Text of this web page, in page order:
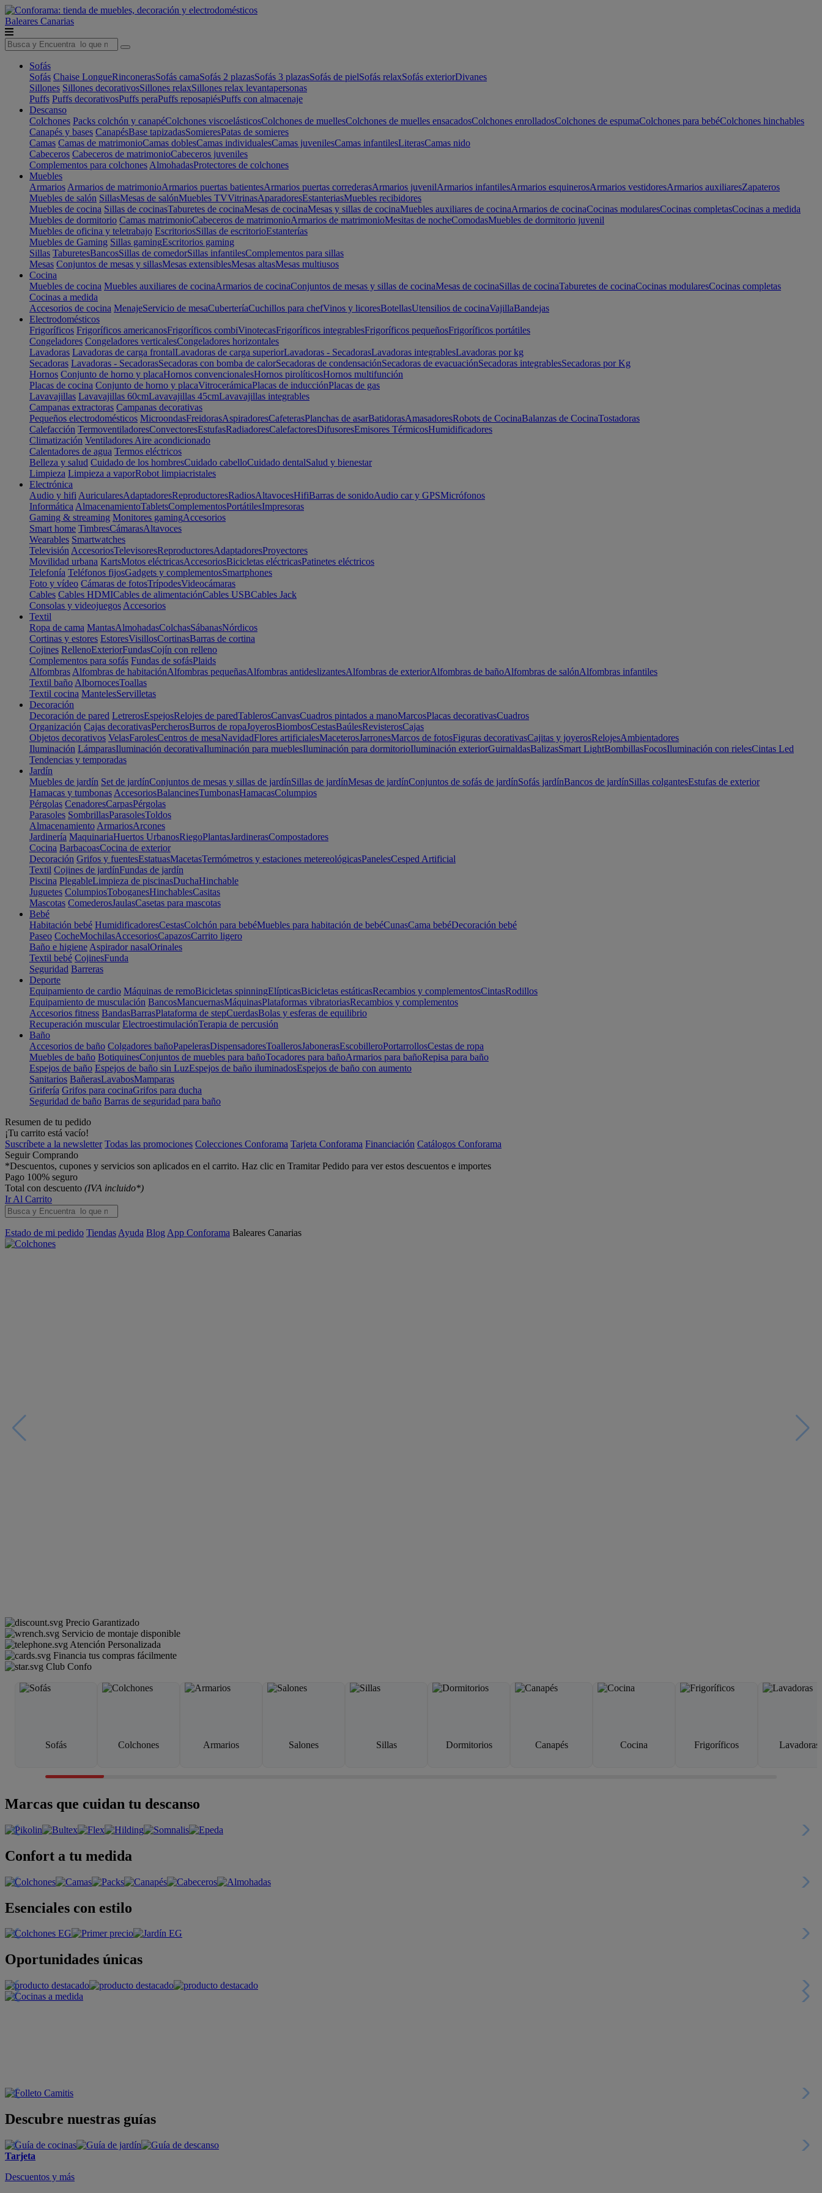
Baleares Canarias
Sofás
Sofás Chaise LongueRinconerasSofás camaSofás 2 plazasSofás 3 plazasSofás de pielSofás relaxSofás exteriorDivanes
Sillones Sillones decorativosSillones relaxSillones relax levantapersonas
Puffs Puffs decorativosPuffs peraPuffs reposapiésPuffs con almacenaje
Descanso
Colchones Packs colchón y canapéColchones viscoelásticosColchones de muellesColchones de muelles ensacadosColchones enrolladosColchones de espumaColchones para bebéColchones hinchables
Canapés y bases CanapésBase tapizadasSomieresPatas de somieres
Camas Camas de matrimonioCamas doblesCamas individualesCamas juvenilesCamas infantilesLiterasCamas nido
Cabeceros Cabeceros de matrimonioCabeceros juveniles
Complementos para colchones AlmohadasProtectores de colchones
Muebles
Armarios Armarios de matrimonioArmarios puertas batientesArmarios puertas correderasArmarios juvenilArmarios infantilesArmarios esquinerosArmarios vestidoresArmarios auxiliaresZapateros
Muebles de salón SillasMesas de salónMuebles TVVitrinasAparadoresEstanteriasMuebles recibidores
Muebles de cocina Sillas de cocinasTaburetes de cocinaMesas de cocinaMesas y sillas de cocinaMuebles auxiliares de cocinaArmarios de cocinaCocinas modularesCocinas completasCocinas a medida
Muebles de dormitorio Camas matrimonioCabeceros de matrimonioArmarios de matrimonioMesitas de nocheComodasMuebles de dormitorio juvenil
Muebles de oficina y teletrabajo EscritoriosSillas de escritorioEstanterías
Muebles de Gaming Sillas gamingEscritorios gaming
Sillas TaburetesBancosSillas de comedorSillas infantilesComplementos para sillas
Mesas Conjuntos de mesas y sillasMesas extensiblesMesas altasMesas multiusos
Cocina
Muebles de cocina Muebles auxiliares de cocinaArmarios de cocinaConjuntos de mesas y sillas de cocinaMesas de cocinaSillas de cocinaTaburetes de cocinaCocinas modularesCocinas completas
Cocinas a medida
Accesorios de cocina MenajeServicio de mesaCuberteríaCuchillos para chefVinos y licoresBotellasUtensilios de cocinaVajillaBandejas
Electrodomésticos
Frigoríficos Frigoríficos americanosFrigoríficos combiVinotecasFrigoríficos integrablesFrigoríficos pequeñosFrigoríficos portátiles
Congeladores Congeladores verticalesCongeladores horizontales
Lavadoras Lavadoras de carga frontalLavadoras de carga superiorLavadoras - SecadorasLavadoras integrablesLavadoras por kg
Secadoras Lavadoras - SecadorasSecadoras con bomba de calorSecadoras de condensaciónSecadoras de evacuaciónSecadoras integrablesSecadoras por Kg
Hornos Conjunto de horno y placaHornos convencionalesHornos pirolíticosHornos multifunción
Placas de cocina Conjunto de horno y placaVitrocerámicaPlacas de inducciónPlacas de gas
Lavavajillas Lavavajillas 60cmLavavajillas 45cmLavavajillas integrables
Campanas extractoras Campanas decorativas
Pequeños electrodomésticos MicroondasFreidorasAspiradoresCafeterasPlanchas de asarBatidorasAmasadoresRobots de CocinaBalanzas de CocinaTostadoras
Calefacción TermoventiladoresConvectoresEstufasRadiadoresCalefactoresDifusoresEmisores TérmicosHumidificadores
Climatización Ventiladores Aire acondicionado
Calentadores de agua Termos eléctricos
Belleza y salud Cuidado de los hombresCuidado cabelloCuidado dentalSalud y bienestar
Limpieza Limpieza a vaporRobot limpiacristales
Electrónica
Audio y hifi AuricularesAdaptadoresReproductoresRadiosAltavocesHifiBarras de sonidoAudio car y GPSMicrófonos
Informática AlmacenamientoTabletsComplementosPortátilesImpresoras
Gaming & streaming Monitores gamingAccesorios
Smart home TimbresCámarasAltavoces
Wearables Smartwatches
Televisión AccesoriosTelevisoresReproductoresAdaptadoresProyectores
Movilidad urbana KartsMotos eléctricasAccesoriosBicicletas eléctricasPatinetes eléctricos
Telefonía Teléfonos fijosGadgets y complementosSmartphones
Foto y vídeo Cámaras de fotosTrípodesVideocámaras
Cables Cables HDMICables de alimentaciónCables USBCables Jack
Consolas y videojuegos Accesorios
Textil
Ropa de cama MantasAlmohadasColchasSábanasNórdicos
Cortinas y estores EstoresVisillosCortinasBarras de cortina
Cojines RellenoExteriorFundasCojín con relleno
Complementos para sofás Fundas de sofásPlaids
Alfombras Alfombras de habitaciónAlfombras pequeñasAlfombras antideslizantesAlfombras de exteriorAlfombras de bañoAlfombras de salónAlfombras infantiles
Textil baño AlbornocesToallas
Textil cocina MantelesServilletas
Decoración
Decoración de pared LetrerosEspejosRelojes de paredTablerosCanvasCuadros pintados a manoMarcosPlacas decorativasCuadros
Organización Cajas decorativasPercherosBurros de ropaJoyerosBiombosCestasBaúlesRevisterosCajas
Objetos decorativos VelasFarolesCentros de mesaNavidadFlores artificialesMaceterosJarronesMarcos de fotosFiguras decorativasCajitas y joyerosRelojesAmbientadores
Iluminación LámparasIluminación decorativaIluminación para mueblesIluminación para dormitorioIluminación exteriorGuirnaldasBalizasSmart LightBombillasFocosIluminación con rielesCintas Led
Tendencias y temporadas
Jardín
Muebles de jardín Set de jardínConjuntos de mesas y sillas de jardínSillas de jardínMesas de jardínConjuntos de sofás de jardínSofás jardínBancos de jardínSillas colgantesEstufas de exterior
Hamacas y tumbonas AccesoriosBalancinesTumbonasHamacasColumpios
Pérgolas CenadoresCarpasPérgolas
Parasoles SombrillasParasolesToldos
Almacenamiento ArmariosArcones
Jardinería MaquinariaHuertos UrbanosRiegoPlantasJardinerasCompostadores
Cocina BarbacoasCocina de exterior
Decoración Grifos y fuentesEstatuasMacetasTermómetros y estaciones metereológicasPanelesCesped Artificial
Textil Cojines de jardínFundas de jardín
Piscina PlegableLimpieza de piscinasDuchaHinchable
Juguetes ColumpiosToboganesHinchablesCasitas
Mascotas ComederosJaulasCasetas para mascotas
Bebé
Habitación bebé HumidificadoresCestasColchón para bebéMuebles para habitación de bebéCunasCama bebéDecoración bebé
Paseo CocheMochilasAccesoriosCapazosCarrito ligero
Baño e higiene Aspirador nasalOrinales
Textil bebé CojinesFunda
Seguridad Barreras
Deporte
Equipamiento de cardio Máquinas de remoBicicletas spinningElípticasBicicletas estáticasRecambios y complementosCintasRodillos
Equipamiento de musculación BancosMancuernasMáquinasPlataformas vibratoriasRecambios y complementos
Accesorios fitness BandasBarrasPlataforma de stepCuerdasBolas y esferas de equilibrio
Recuperación muscular ElectroestimulaciónTerapia de percusión
Baño
Accesorios de baño Colgadores bañoPapelerasDispensadoresToallerosJabonerasEscobilleroPortarrollosCestas de ropa
Muebles de baño BotiquinesConjuntos de muebles para bañoTocadores para bañoArmarios para bañoRepisa para baño
Espejos de baño Espejos de baño sin LuzEspejos de baño iluminadosEspejos de baño con aumento
Sanitarios BañerasLavabosMamparas
Grifería Grifos para cocinaGrifos para ducha
Seguridad de baño Barras de seguridad para baño
Resumen de tu pedido
¡Tu carrito está vacío!
Suscríbete a la newsletter Todas las promociones Colecciones Conforama Tarjeta Conforama Financiación Catálogos Conforama
Seguir Comprando
*Descuentos, cupones y servicios son aplicados en el carrito. Haz clic en Tramitar Pedido para ver estos descuentos e importes
Pago 100% seguro
Total con descuento (IVA incluido*)
Ir Al Carrito
Estado de mi pedido Tiendas Ayuda Blog App Conforama Baleares Canarias
Precio Garantizado
Servicio de montaje disponible
Atención Personalizada
Financia tus compras fácilmente
Club Confo
Sofás Colchones Armarios Salones Sillas Dormitorios Canapés Cocina Frigoríficos Lavadoras
Marcas que cuidan tu descanso
Confort a tu medida
Esenciales con estilo
Oportunidades únicas
Descubre nuestras guías
Tarjeta
Descuentos y más